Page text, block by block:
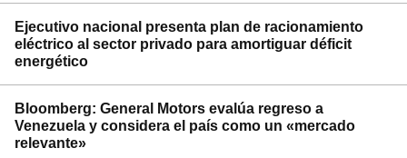
Ejecutivo nacional presenta plan de racionamiento
eléctrico al sector privado para amortiguar déficit
energético
Bloomberg: General Motors evalúa regreso a
Venezuela y considera el país como un «mercado
relevante»